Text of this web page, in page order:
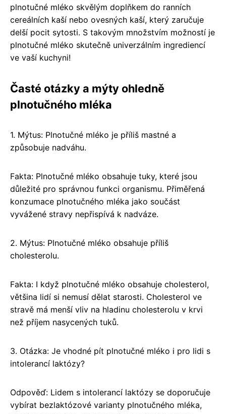
plnotučné mléko skvělým doplňkem do ranních
cereálních kaší nebo ovesných kaší, který zaručuje
delší pocit sytosti. S takovým množstvím možností je
plnotučné mléko skutečně univerzálním ingrediencí
ve vaší kuchyni!
Časté otázky a mýty ohledně
plnotučného mléka
1. Mýtus: Plnotučné mléko je příliš mastné a
způsobuje nadváhu.
Fakta: Plnotučné mléko obsahuje tuky, které jsou
důležité pro správnou funkci organismu. Přiměřená
konzumace plnotučného mléka jako součást
vyvážené stravy nepřispívá k nadváze.
2. Mýtus: Plnotučné mléko obsahuje příliš
cholesterolu.
Fakta: I když plnotučné mléko obsahuje cholesterol,
většina lidí si nemusí dělat starosti. Cholesterol ve
stravě má menší vliv na hladinu cholesterolu v krvi
než příjem nasycených tuků.
3. Otázka: Je vhodné pít plnotučné mléko i pro lidi s
intolerancí laktózy?
Odpověď: Lidem s intolerancí laktózy se doporučuje
vybírat bezlaktózové varianty plnotučného mléka,